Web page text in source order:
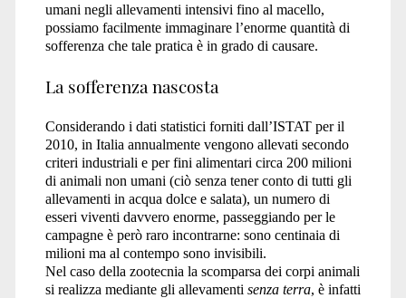
umani negli allevamenti intensivi fino al macello,
possiamo facilmente immaginare l’enorme quantità di
sofferenza che tale pratica è in grado di causare.
La sofferenza nascosta
Considerando i dati statistici forniti dall’ISTAT per il
2010, in Italia annualmente vengono allevati secondo
criteri industriali e per fini alimentari circa 200 milioni
di animali non umani (ciò senza tener conto di tutti gli
allevamenti in acqua dolce e salata), un numero di
esseri viventi davvero enorme, passeggiando per le
campagne è però raro incontrarne: sono centinaia di
milioni ma al contempo sono invisibili.
Nel caso della zootecnia la scomparsa dei corpi animali
si realizza mediante gli allevamenti senza terra, è infatti